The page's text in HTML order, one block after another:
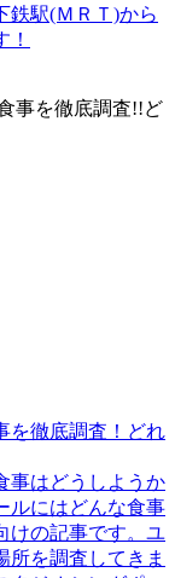
鉄駅(ＭＲＴ)から
事を徹底調査!!ど
を徹底調査！どれ
事はどうしようか
ルにはどんな食事
けの記事です。ユ
所を調査してきま